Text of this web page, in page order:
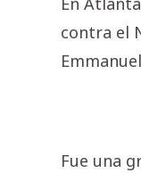
contra el
Fue una